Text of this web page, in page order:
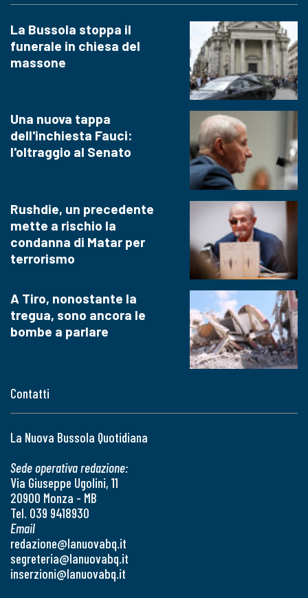
Contatti
La Nuova Bussola Quotidiana
Sede operativa redazione:
Via Giuseppe Ugolini, 11
20900 Monza - MB
Tel. 039 9418930
Email
redazione@lanuovabq.it
segreteria@lanuovabq.it
inserzioni@lanuovabq.it
La Bussola stoppa il
funerale in chiesa del
massone
Una nuova tappa
dell'inchiesta Fauci:
l'oltraggio al Senato
Rushdie, un precedente
mette a rischio la
condanna di Matar per
terrorismo
A Tiro, nonostante la
tregua, sono ancora le
bombe a parlare